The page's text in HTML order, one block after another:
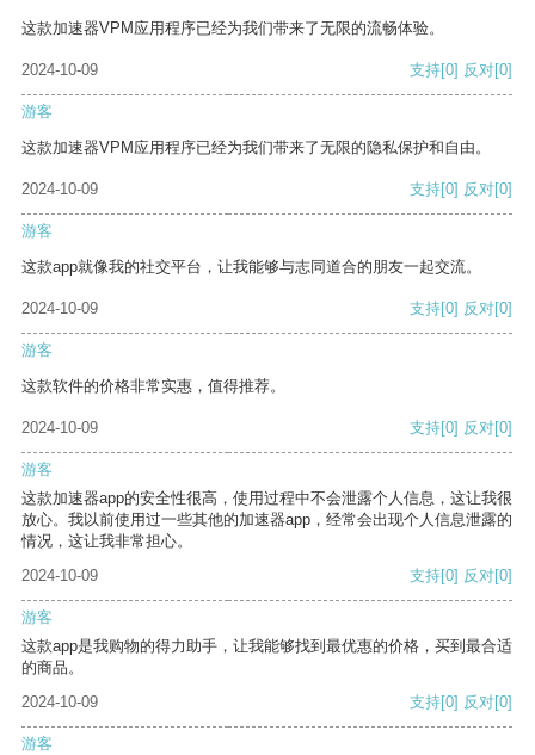
这款加速器VPM应用程序已经为我们带来了无限的流畅体验。
2024-10-09 支持[0] 反对[0]
游客
这款加速器VPM应用程序已经为我们带来了无限的隐私保护和自由。
2024-10-09 支持[0] 反对[0]
游客
这款app就像我的社交平台，让我能够与志同道合的朋友一起交流。
2024-10-09 支持[0] 反对[0]
游客
这款软件的价格非常实惠，值得推荐。
2024-10-09 支持[0] 反对[0]
游客
这款加速器app的安全性很高，使用过程中不会泄露个人信息，这让我很
放心。我以前使用过一些其他的加速器app，经常会出现个人信息泄露的
情况，这让我非常担心。
2024-10-09
支持[0] 反对[0]
游客
这款app是我购物的得力助手，让我能够找到最优惠的价格，买到最合适
的商品。
2024-10-09
支持[0] 反对[0]
游客